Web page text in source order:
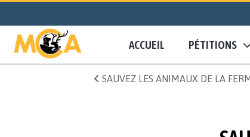
ACCUEIL PÉTITIONS
SAUVEZ LES ANIMAUX DE LA